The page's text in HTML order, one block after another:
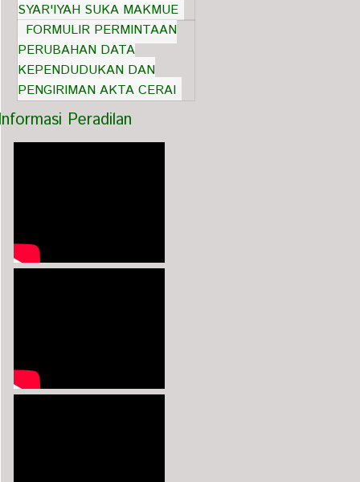
SYAR'IYAH SUKA MAKMUE
FORMULIR PERMINTAAN
PERUBAHAN DATA
KEPENDUDUKAN DAN
PENGIRIMAN AKTA CERAI
Peradilan